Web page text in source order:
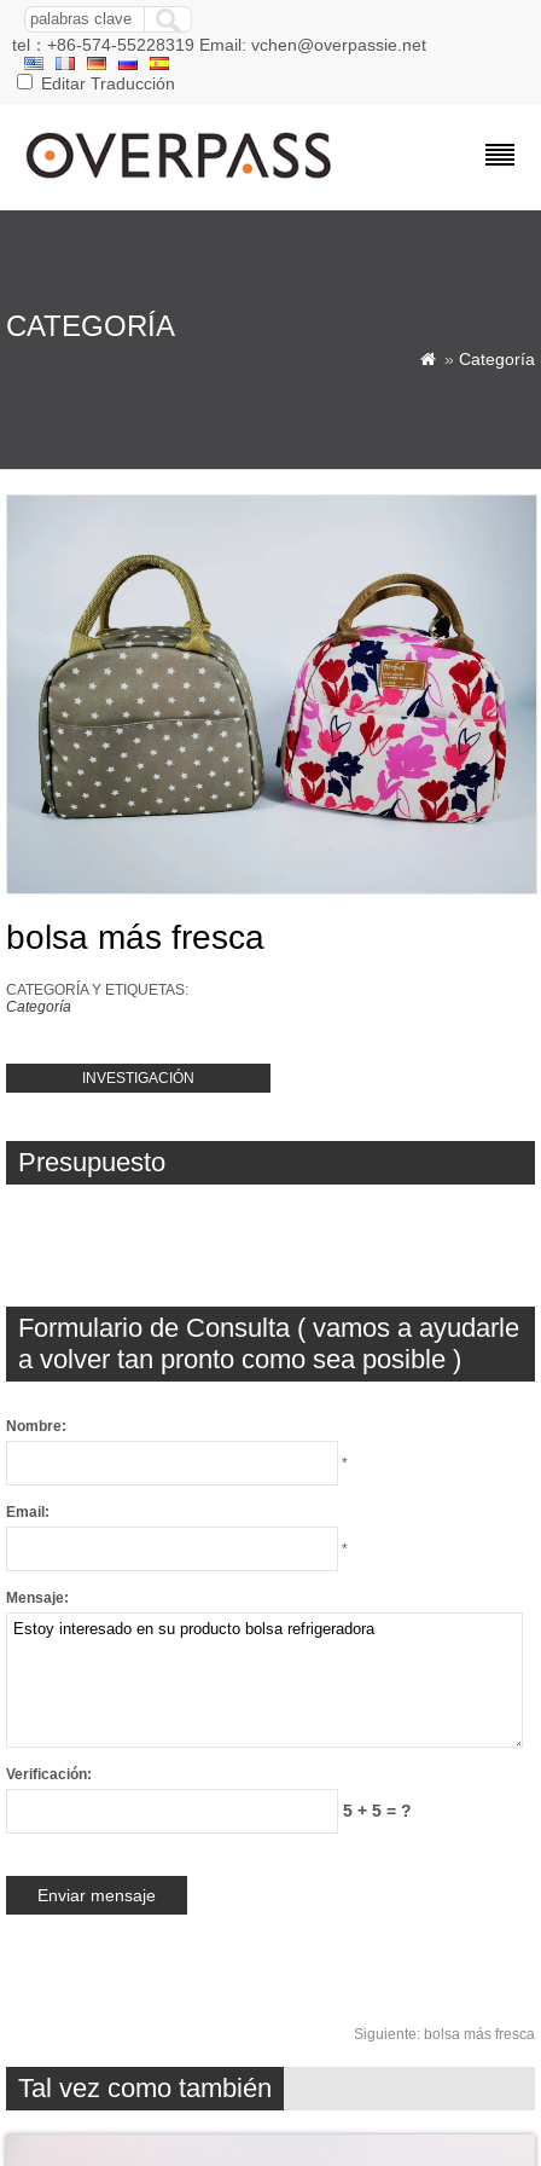
tel：+86-574-55228319 Email: vchen@overpassie.net
Editar Traducción
CATEGORÍA
 » Categoría
bolsa más fresca
CATEGORÍA Y ETIQUETAS:
Categoría
INVESTIGACIÓN
Presupuesto
Formulario de Consulta ( vamos a ayudarle
a volver tan pronto como sea posible )
Nombre:
*
Email:
*
Mensaje:
Verificación:
5 + 5 = ?
Siguiente: bolsa más fresca
Tal vez como también